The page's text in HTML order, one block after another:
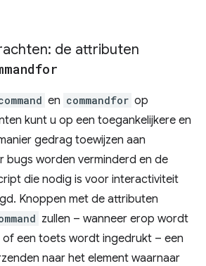
de attributen
en commandfor op
kunt u op een toegankelijkere en
gedrag toewijzen aan
bugs worden verminderd en de
die nodig is voor interactiviteit
Knoppen met de attributen
zullen – wanneer erop wordt
een toets wordt ingedrukt – een
naar het element waarnaar